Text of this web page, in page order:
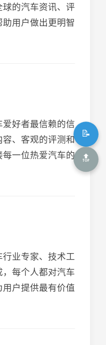
📝
🔝
的汽车资讯、评
用户做出更明智
好者最信赖的信
、客观的评测和
一位热爱汽车的
业专家、技术工
每个人都对汽车
户提供最有价值